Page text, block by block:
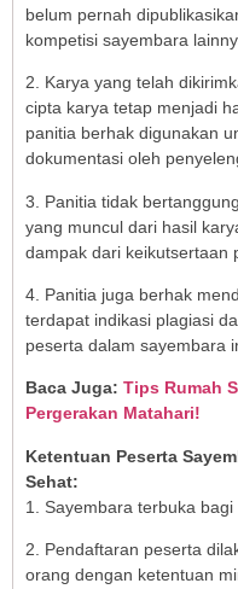
belum pernah
kompetisi sayembara
2. Karya yang telah
cipta karya tetap menjadi
panitia berhak digunakan
dokumentasi oleh
3. Panitia tidak
yang muncul dari hasil
dampak dari keikutsertaan
4. Panitia juga berhak
terdapat indikasi plagiasi
peserta dalam sayembara
Baca Juga: Tips Rumah
Pergerakan Matahari!
Ketentuan Peserta
Sehat:
1. Sayembara terbuka
2. Pendaftaran peserta
orang dengan ketentuan